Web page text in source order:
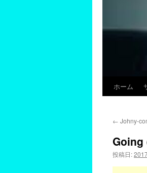
ホーム
← Johny-
投稿日: